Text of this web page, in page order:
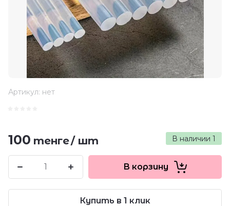
Артикул: нет
В наличии 1
100 тенге/шт
В корзину
Купить в 1 клик